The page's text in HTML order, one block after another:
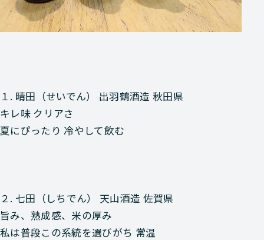
１. 晴田（せいでん）
出羽鶴酒造 秋田県
キレ味 クリアさ
夏にぴったり 冷やして飲む
２. 七田（しちでん）
天山酒造 佐賀県
旨み、熟成感、米の厚み
私は普段この系統を選びがち 常温